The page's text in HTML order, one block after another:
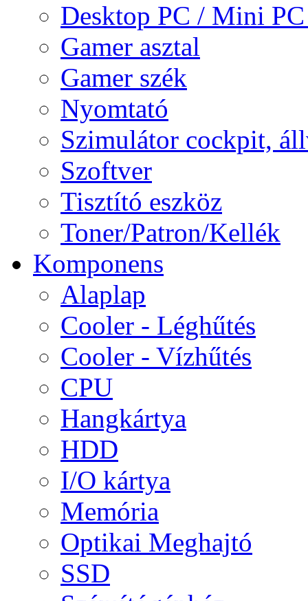
Desktop PC / Mini
Gamer asztal
Gamer szék
Nyomtató
Szimulátor cockpit,
Szoftver
Tisztító eszköz
Toner/Patron/Kellék
Komponens
Alaplap
Cooler - Léghűtés
Cooler - Vízhűtés
CPU
Hangkártya
HDD
I/O kártya
Memória
Optikai Meghajtó
SSD